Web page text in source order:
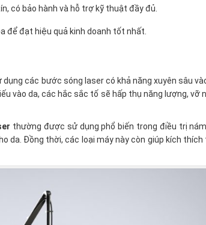
có bảo hành và hỗ trợ kỹ thuật đầy đủ.
để đạt hiệu quả kinh doanh tốt nhất.
các bước sóng laser có khả năng xuyên sâu
vào da, các hắc sắc tố sẽ hấp thụ năng lượng, vỡ
thường được sử dụng phổ biến trong điều trị
da. Đồng thời, các loại máy này còn giúp kích thích